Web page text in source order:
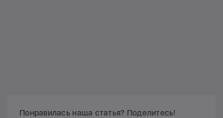
Понравилась наша статья? Поделитесь!